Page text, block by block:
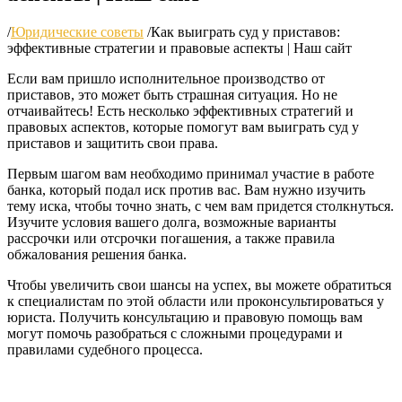
/Юридические советы /Как выиграть суд у приставов:
эффективные стратегии и правовые аспекты | Наш сайт
Если вам пришло исполнительное производство от
приставов, это может быть страшная ситуация. Но не
отчаивайтесь! Есть несколько эффективных стратегий и
правовых аспектов, которые помогут вам выиграть суд у
приставов и защитить свои права.
Первым шагом вам необходимо принимал участие в работе
банка, который подал иск против вас. Вам нужно изучить
тему иска, чтобы точно знать, с чем вам придется столкнуться.
Изучите условия вашего долга, возможные варианты
рассрочки или отсрочки погашения, а также правила
обжалования решения банка.
Чтобы увеличить свои шансы на успех, вы можете обратиться
к специалистам по этой области или проконсультироваться у
юриста. Получить консультацию и правовую помощь вам
могут помочь разобраться с сложными процедурами и
правилами судебного процесса.